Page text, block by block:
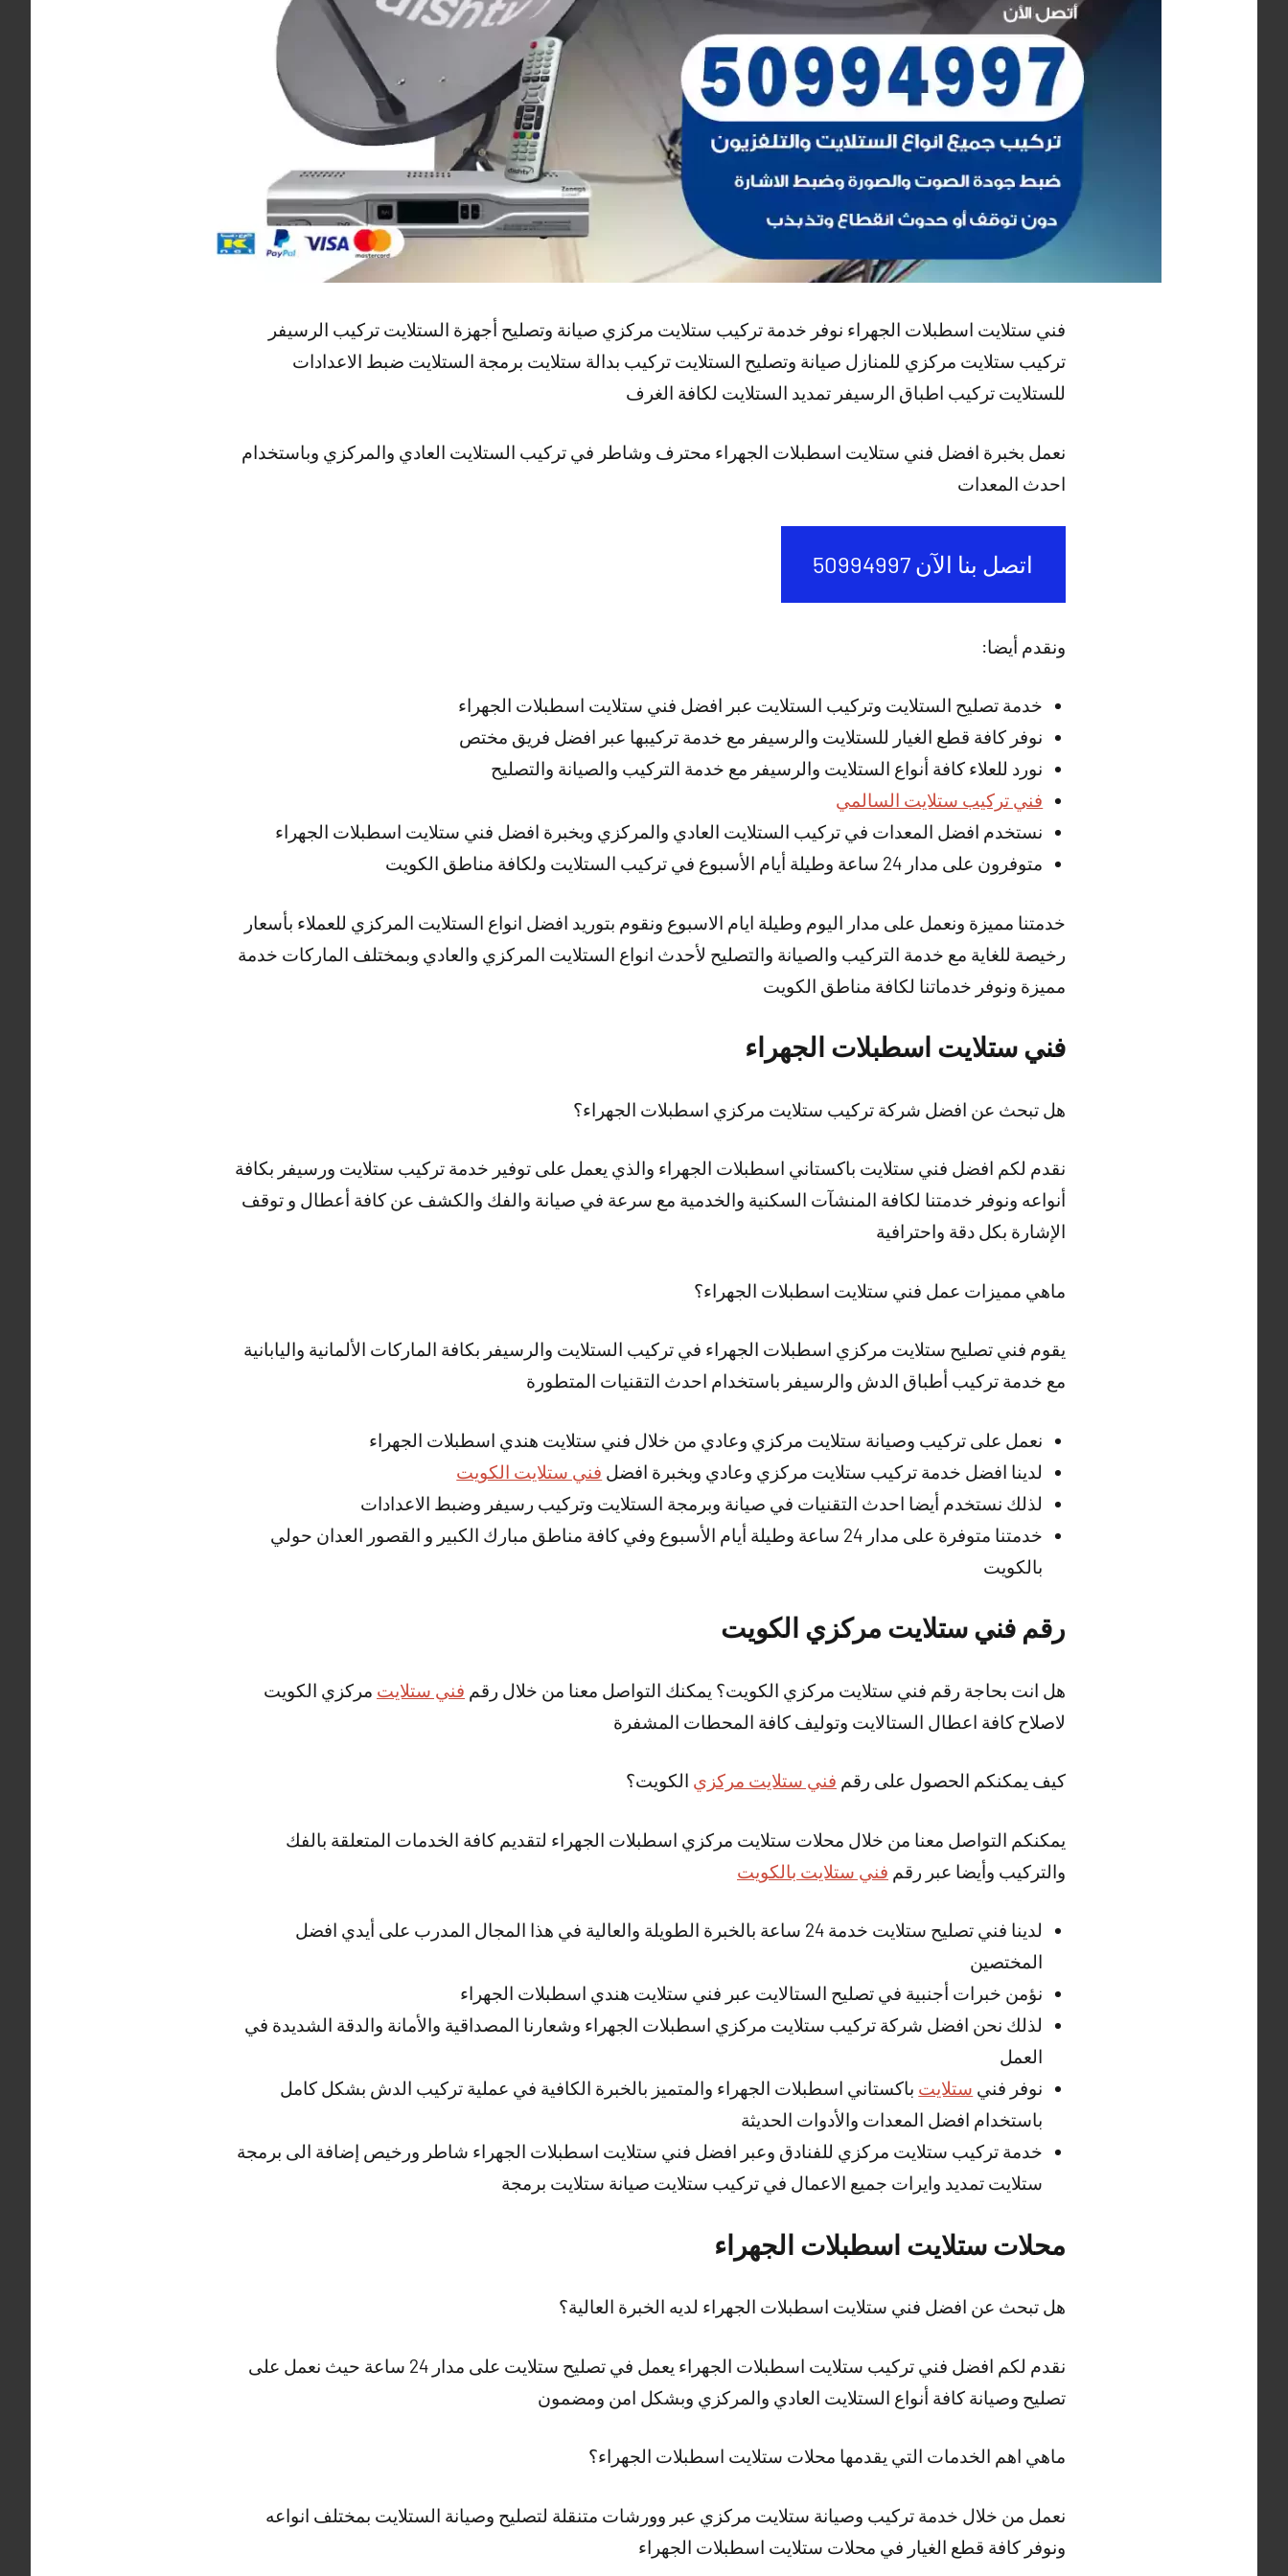
فني ستلايت اسطبلات الجهراء نوفر خدمة تركيب ستلايت مركزي صيانة وتصليح أجهزة الستلايت تركيب الرسيفر
تركيب ستلايت مركزي للمنازل صيانة وتصليح الستلايت تركيب بدالة ستلايت برمجة الستلايت ضبط الاعدادات
للستلايت تركيب اطباق الرسيفر تمديد الستلايت لكافة الغرف
نعمل بخبرة افضل فني ستلايت اسطبلات الجهراء محترف وشاطر في تركيب الستلايت العادي والمركزي وباستخدام
احدث المعدات
اتصل بنا الآن 50994997
ونقدم أيضا:
خدمة تصليح الستلايت وتركيب الستلايت عبر افضل فني ستلايت اسطبلات الجهراء
نوفر كافة قطع الغيار للستلايت والرسيفر مع خدمة تركيبها عبر افضل فريق مختص
نورد للعلاء كافة أنواع الستلايت والرسيفر مع خدمة التركيب والصيانة والتصليح
فني تركيب ستلايت السالمي
نستخدم افضل المعدات في تركيب الستلايت العادي والمركزي وبخبرة افضل فني ستلايت اسطبلات الجهراء
متوفرون على مدار 24 ساعة وطيلة أيام الأسبوع في تركيب الستلايت ولكافة مناطق الكويت
خدمتنا مميزة ونعمل على مدار اليوم وطيلة ايام الاسبوع ونقوم بتوريد افضل انواع الستلايت المركزي للعملاء بأسعار
رخيصة للغاية مع خدمة التركيب والصيانة والتصليح لأحدث انواع الستلايت المركزي والعادي وبمختلف الماركات خدمة
مميزة ونوفر خدماتنا لكافة مناطق الكويت
فني ستلايت اسطبلات الجهراء
هل تبحث عن افضل شركة تركيب ستلايت مركزي اسطبلات الجهراء؟
نقدم لكم افضل فني ستلايت باكستاني اسطبلات الجهراء والذي يعمل على توفير خدمة تركيب ستلايت ورسيفر بكافة
أنواعه ونوفر خدمتنا لكافة المنشآت السكنية والخدمية مع سرعة في صيانة والفك والكشف عن كافة أعطال و توقف
الإشارة بكل دقة واحترافية
ماهي مميزات عمل فني ستلايت اسطبلات الجهراء؟
يقوم فني تصليح ستلايت مركزي اسطبلات الجهراء في تركيب الستلايت والرسيفر بكافة الماركات الألمانية واليابانية
مع خدمة تركيب أطباق الدش والرسيفر باستخدام احدث التقنيات المتطورة
نعمل على تركيب وصيانة ستلايت مركزي وعادي من خلال فني ستلايت هندي اسطبلات الجهراء
لدينا افضل خدمة تركيب ستلايت مركزي وعادي وبخبرة افضل فني ستلايت الكويت
لذلك نستخدم أيضا احدث التقنيات في صيانة وبرمجة الستلايت وتركيب رسيفر وضبط الاعدادات
خدمتنا متوفرة على مدار 24 ساعة وطيلة أيام الأسبوع وفي كافة مناطق مبارك الكبير و القصور العدان حولي
بالكويت
رقم فني ستلايت مركزي الكويت
هل انت بحاجة رقم فني ستلايت مركزي الكويت؟ يمكنك التواصل معنا من خلال رقم فني ستلايت مركزي الكويت
لاصلاح كافة اعطال الستالايت وتوليف كافة المحطات المشفرة
كيف يمكنكم الحصول على رقم فني ستلايت مركزي الكويت؟
يمكنكم التواصل معنا من خلال محلات ستلايت مركزي اسطبلات الجهراء لتقديم كافة الخدمات المتعلقة بالفك
والتركيب وأيضا عبر رقم فني ستلايت بالكويت
لدينا فني تصليح ستلايت خدمة 24 ساعة بالخبرة الطويلة والعالية في هذا المجال المدرب على أيدي افضل
المختصين
نؤمن خبرات أجنبية في تصليح الستالايت عبر فني ستلايت هندي اسطبلات الجهراء
لذلك نحن افضل شركة تركيب ستلايت مركزي اسطبلات الجهراء وشعارنا المصداقية والأمانة والدقة الشديدة في
العمل
نوفر فني ستلايت باكستاني اسطبلات الجهراء والمتميز بالخبرة الكافية في عملية تركيب الدش بشكل كامل
باستخدام افضل المعدات والأدوات الحديثة
خدمة تركيب ستلايت مركزي للفنادق وعبر افضل فني ستلايت اسطبلات الجهراء شاطر ورخيص إضافة الى برمجة
ستلايت تمديد وايرات جميع الاعمال في تركيب ستلايت صيانة ستلايت برمجة
محلات ستلايت اسطبلات الجهراء
هل تبحث عن افضل فني ستلايت اسطبلات الجهراء لديه الخبرة العالية؟
نقدم لكم افضل فني تركيب ستلايت اسطبلات الجهراء يعمل في تصليح ستلايت على مدار 24 ساعة حيث نعمل على
تصليح وصيانة كافة أنواع الستلايت العادي والمركزي وبشكل امن ومضمون
ماهي اهم الخدمات التي يقدمها محلات ستلايت اسطبلات الجهراء؟
نعمل من خلال خدمة تركيب وصيانة ستلايت مركزي عبر وورشات متنقلة لتصليح وصيانة الستلايت بمختلف انواعه
ونوفر كافة قطع الغيار في محلات ستلايت اسطبلات الجهراء